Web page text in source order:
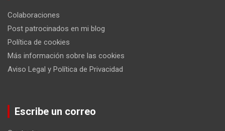
Colaboraciones
Post patrocinados en mi blog
Política de cookies
Más información sobre las cookies
Aviso Legal y Política de Privacidad
Escribe un correo